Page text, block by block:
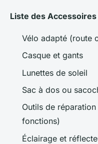
Liste des
Vélo adapté (route
Casque et gants
Lunettes de soleil
Sac à dos ou
Outils de
fonctions)
Éclairage et